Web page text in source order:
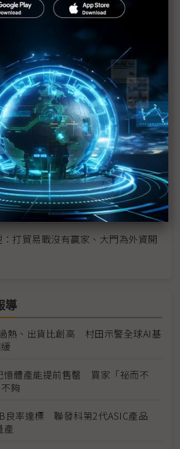
：無意出售、目標是IPO計畫
Musk利器 OpenAI籲別用法律戰競
憂 川普政府砸錢拚領先
貼 小米、iPhone齊降價
計畫 遭Elon Musk、Anthropic
競逐凸顯資料主權重要性 業界需求
以另一種形式」對美企收稅
打貿易戰沒有贏家、大門為外資開
導
熱、出貨比創高 村田示警全球AI基
憶體產能提前售罄 買家「祕而不
夠
良率達標 聯發科第2代ASIC產品
產